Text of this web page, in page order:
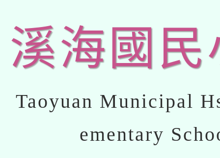
溪海國民
Taoyuan Municipal
ementary